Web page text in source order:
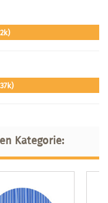
Kategorie: